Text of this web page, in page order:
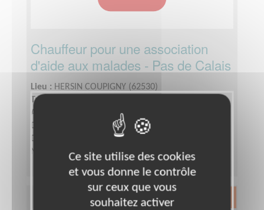
Chauffeur pour une association
d'aide aux malades - Pas de Calais
Lieu : HERSIN COUPIGNY (62530)
Type :
Association :
France Alzheimer Pas-de-Calais
Date :
Disponibilité demandée :
Mardi après midi et/ou Jeudi après midi
Ce site utilise des cookies
et vous donne le contrôle
sur ceux que vous
souhaitez activer